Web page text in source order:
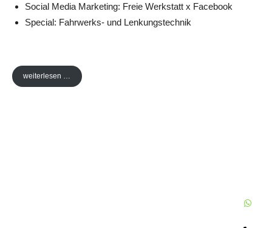
Social Media Marketing: Freie Werkstatt x Facebook
Special: Fahrwerks- und Lenkungstechnik
weiterlesen …